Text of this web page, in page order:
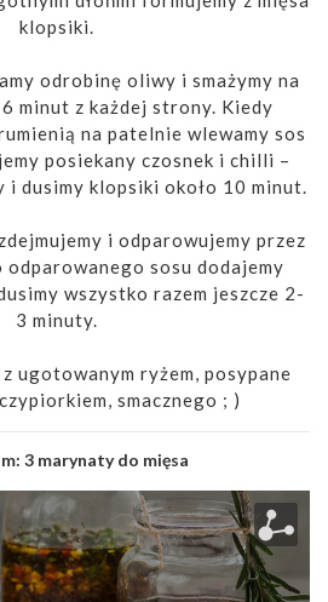
klopsiki.
odrobinę oliwy i smażymy na
minut z każdej strony. Kiedy
na patelnie wlewamy sos
posiekany czosnek i chilli –
dusimy klopsiki około 10 minut.
i odparowujemy przez
sosu dodajemy
wszystko razem jeszcze 2-
3 minuty.
ugotowanym ryżem, posypane
smacznego ; )
3 marynaty do mięsa